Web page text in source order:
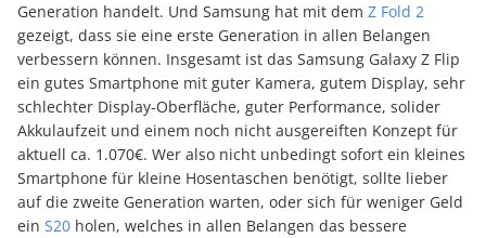
Generation handelt. Und Samsung hat mit dem Z Fold 2
gezeigt, dass sie eine erste Generation in allen Belangen
verbessern können. Insgesamt ist das Samsung Galaxy Z Flip
ein gutes Smartphone mit guter Kamera, gutem Display, sehr
schlechter Display-Oberfläche, guter Performance, solider
Akkulaufzeit und einem noch nicht ausgereiften Konzept für
aktuell ca. 1.070€. Wer also nicht unbedingt sofort ein kleines
Smartphone für kleine Hosentaschen benötigt, sollte lieber
auf die zweite Generation warten, oder sich für weniger Geld
ein S20 holen, welches in allen Belangen das bessere